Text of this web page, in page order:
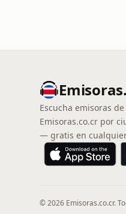
Escucha emisoras
Emisoras.co.cr por
— gratis en
© 2026 Emisoras.co.cr.